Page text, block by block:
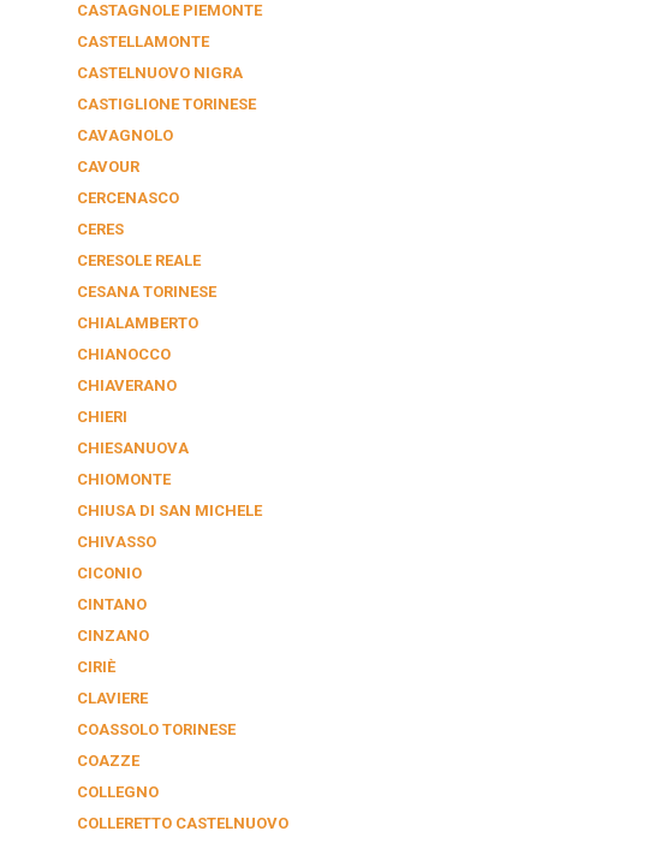
CASTAGNOLE PIEMONTE
CASTELLAMONTE
CASTELNUOVO NIGRA
CASTIGLIONE TORINESE
CAVAGNOLO
CAVOUR
CERCENASCO
CERES
CERESOLE REALE
CESANA TORINESE
CHIALAMBERTO
CHIANOCCO
CHIAVERANO
CHIERI
CHIESANUOVA
CHIOMONTE
CHIUSA DI SAN MICHELE
CHIVASSO
CICONIO
CINTANO
CINZANO
CIRIÈ
CLAVIERE
COASSOLO TORINESE
COAZZE
COLLEGNO
COLLERETTO CASTELNUOVO